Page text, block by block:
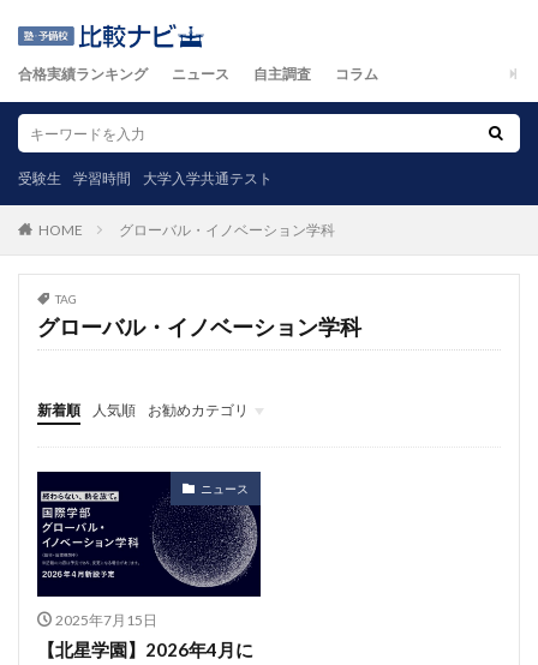
合格実績ランキング ニュース 自主調査 コラム
受験生 学習時間 大学入学共通テスト
HOME グローバル・イノベーション学科
TAG
グローバル・イノベーション学科
新着順 人気順
お勧めカテゴリ
ニュース
自主調査
コラム
カテゴリ
ニュース
2025年7月15日
【北星学園】2026年4月に